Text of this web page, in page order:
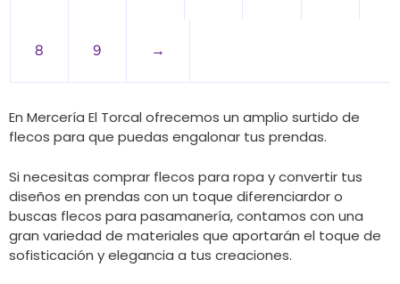
8 9 →
En Mercería El Torcal ofrecemos un amplio surtido de
flecos para que puedas engalonar tus prendas.
Si necesitas comprar flecos para ropa y convertir tus
diseños en prendas con un toque diferenciardor o
buscas flecos para pasamanería, contamos con una
gran variedad de materiales que aportarán el toque de
sofisticación y elegancia a tus creaciones.